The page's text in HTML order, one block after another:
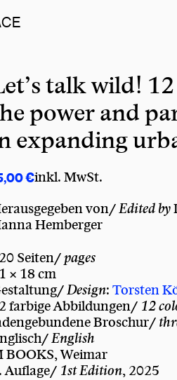
talk wild!
power and
expanding
€inkl. MwSt.
von/Edited by
Hemberger
Seiten/pages
× 18 cm
Design: Torsten
farbige Abbildungen/ 12
Broschur/
English
BOOKS, Weimar
Auflage/ 1st Edition, 2025